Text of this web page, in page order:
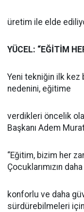
üretim ile elde
YÜCEL: “EĞİTİM
Yeni tekniğin ilk kez
nedenini, eğitime
verdikleri öncelik
Başkanı Adem
“Eğitim, bizim her
Çocuklarımızın
konforlu ve daha
sürdürebilmeleri